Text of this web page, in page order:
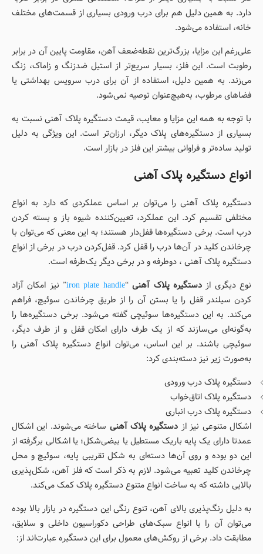
دارد. به همین دلیل هم برای درب ورودی بسیاری از قسمت‌های مختلف
خانه، استفاده می‌شود.
علی‌رغم این مزایا، بزرگ‌ترین نقطه‌ضعف آهن، مقاومت پایین آن در برابر
رطوبت است. این فلز، بسیار سریع‌تر از استیل ضدزنگ و زاماک، زنگ
می‌زند. به همین دلیل، استفاده از آن برای درب سرویس بهداشتی یا
فضاهای مرطوب، به‌هیچ‌عنوان توصیه نمی‌شود.
با توجه به همه این مزایا و معایب، قیمت دستگیره پلاک آهنی نسبت به
بسیاری از دستگیره‌های پلاک دیگر، ارزان‌تر است. این ویژگی به دلیل
تولید ساده‌تر و فراوانی بیشتر این فلز در بازار است.
انواع دستگیره پلاک آهنی
دستگیره پلاک آهنی را می‌توان بر اساس عملکردی که دارد به انواع
مختلفی تقسیم کرد. این عملکرد، تعیین‌کننده شیوه باز و بسته کردن
درب است. برخی دستگیره‌ها قفل‌دار هستند؛ به این معنی که می‌توان با
چرخاندن کلید در آن‌ها درب را قفل کرد. قفل‌کردن درب در برخی از انواع
دستگیره پلاک آهنی ، دوطرفه و در برخی دیگر یک‌طرفه است.
نوع دیگری ازدستگیره پلاک آهنی“
iron plate handle” نیز امکان آزاد
کردن سیلندر قفل را یا بستن آن را از طریق چرخاندن سوئیچ، فراهم
می‌کند. به این دستگیره‌ها سوئیچی گفته می‌شود. برخی دستگیره‌ها را
به‌گونه‌ای می‌سازند که از یک طرف دارای امکان قفل و از طرف دیگر،
سوئیچی باشند. بر این اساس، می‌توان انواع دستگیره پلاک آهنی را
به‌صورت زیر نیز دسته‌بندی کرد:
دستگیره پلاک درب ورودی
دستگیره پلاک اتاق‌خواب
دستگیره پلاک درب انباری
اشکال متنوعی نیز از دستگیره پلاک آهنی ساخته می‌شوند. این اشکال
عمدتا دارای یک پایه باریک مستطیل یا بیضی‌شکل؛ یا اشکالی برگرفته از
این دو بوده و روی آن‌ها دسته‌ای به شکل تقریبی پایه، سوئیچ و محل
چرخاندن کلید تعبیه می‌شود. لازم به ذکر است که فلز آهن، شکل‌پذیری
بالایی داشته که به ساخت انواع متنوع دستگیره پلاک کمک می‌کند.
به دلیل رنگ‌پذیری بالای آهن، تنوع رنگی این دستگیره در بازار بالا بوده
می‌توان آن را با انواع سبک‌های طراحی دکوراسیون داخلی و سلایق،
مطابقت داد. برخی از روکش‌های معمول برای این دستگیره عبارت‌اند از: